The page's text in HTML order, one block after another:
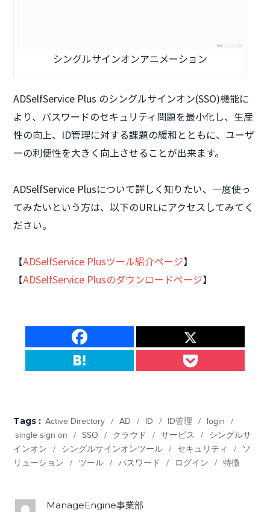
シングルサインオンアニメーション
ADSelfService Plus のシングルサインオン(SSO)機能に
より、パスワードのセキュリティ問題を最小化し、生産
性の向上、ID管理に対する課題の緩和とともに、ユーザ
ーの利便性を大きく向上させることが出来ます。
ADSelfService Plusについて詳しく知りたい、一度使っ
てみたいという方は、以下のURLにアクセスしてみてく
ださい。
【ADSelfService Plusツール紹介ページ】
【ADSelfService Plusのダウンロードページ】
Tags : Active Directory / AD / ID / ID管理 / login
/
single sign on
/ SSO / クラウド / サービス /
シングルサ
インオン
/ シングルサインオンツール / セキュリティ /
ソ
リューション
/ ツール / パスワード / ログイン / 特徴
ManageEngine事業部